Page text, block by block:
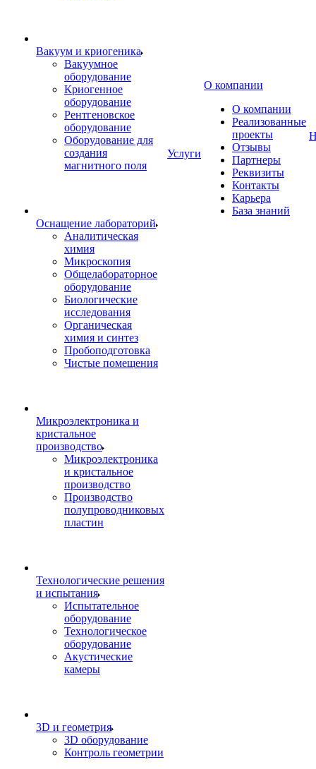
Вакуум и криогеника
Вакуумное
оборудование
Криогенное
оборудование
Рентгеновское
оборудование
Оборудование для
создания
магнитного поля
Оснащение лабораторий
Аналитическая
химия
Микроскопия
Общелабораторное
оборудование
Биологические
исследования
Органическая
химия и синтез
Пробоподготовка
Чистые помещения
Микроэлектроника и
кристальное
производство
Микроэлектроника
и кристальное
производство
Производство
полупроводниковых
пластин
Технологические решения
и испытания
Испытательное
оборудование
Технологическое
оборудование
Акустические
камеры
3D и геометрия
3D оборудование
Контроль геометрии
Услуги
О компании
О компании
Реализованные
проекты
Отзывы
Партнеры
Реквизиты
Контакты
Карьера
База знаний